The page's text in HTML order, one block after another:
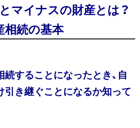
マイナスの財産とは？
相続の基本
することになったとき、自
引き継ぐことになるか知って